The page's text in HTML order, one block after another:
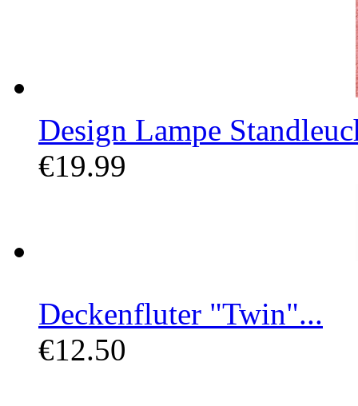
Design Lampe
€19.99
Deckenfluter "Twin"...
€12.50